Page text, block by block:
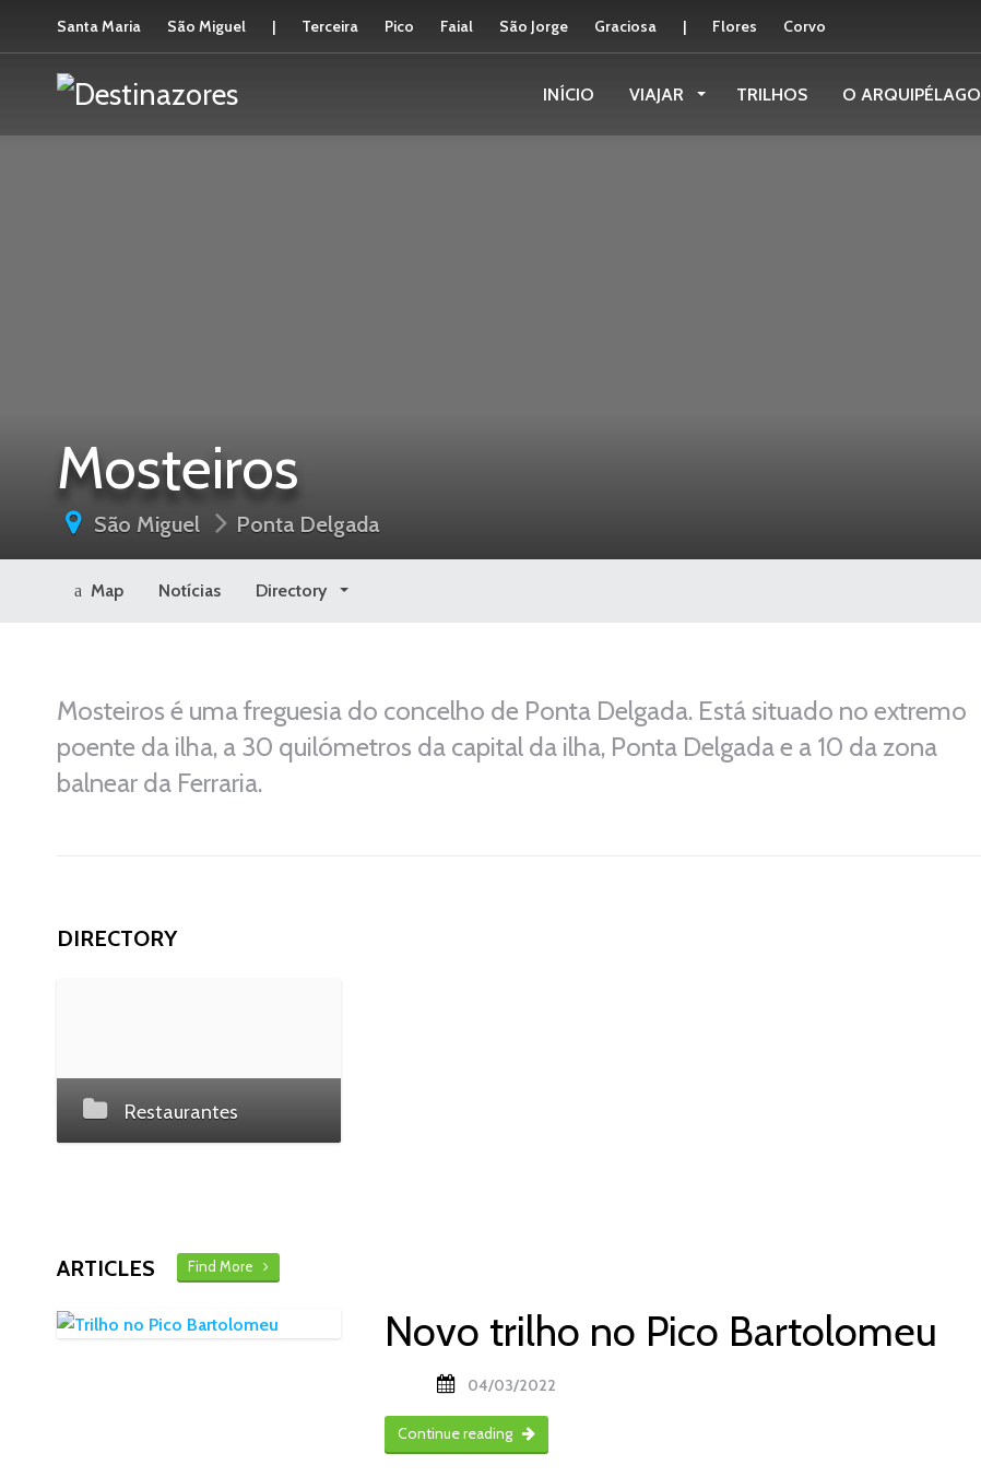
Santa Maria São Miguel | Terceira Pico Faial São Jorge Graciosa | Flores Corvo
INÍCIO VIAJAR TRILHOS O ARQUIPÉLAGO
Mosteiros
São Miguel Ponta Delgada
Map Notícias Directory
Mosteiros é uma freguesia do concelho de Ponta Delgada. Está situado no extremo
poente da ilha, a 30 quilómetros da capital da ilha, Ponta Delgada e a 10 da zona
balnear da Ferraria.
DIRECTORY
Restaurantes
ARTICLES Find More
Novo trilho no Pico Bartolomeu
04/03/2022
Continue reading